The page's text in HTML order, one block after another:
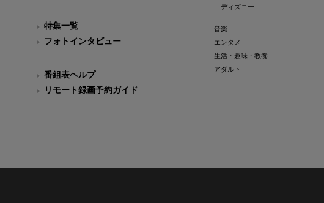
特集一覧
フォトインタビュー
番組表ヘルプ
リモート録画予約ガイド
ディズニー
音楽
エンタメ
生活・趣味・教養
アダルト